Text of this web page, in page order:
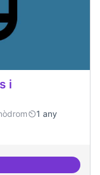
i
1 any
projectes digitals i